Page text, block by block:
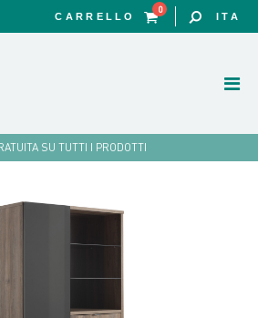
SU TUTTI I PRODOTTI
CARRELLO
0
ITA